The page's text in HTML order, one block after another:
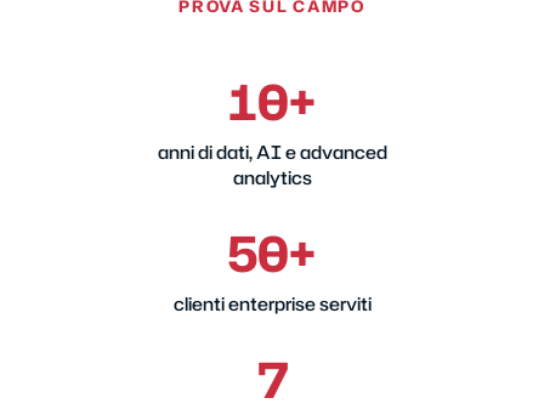
PROVA SUL CAMPO
10+
anni di dati, AI e advanced
analytics
50+
clienti enterprise serviti
7